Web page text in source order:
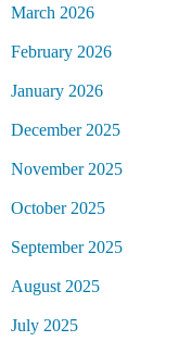
March 2026
February 2026
January 2026
December 2025
November 2025
October 2025
September 2025
August 2025
July 2025